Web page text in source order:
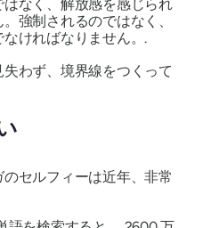
なく、解放感を感じられ
強制されるのではなく、
ければなりません。.
わず、境界線をつくって
セルフィーは近年、非常